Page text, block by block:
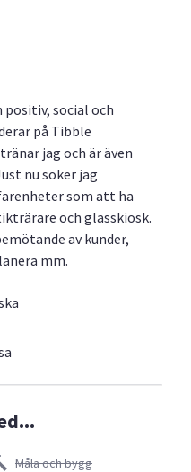
positiv, social och
på Tibble
jag och är även
nu söker jag
som att ha
och glasskiosk.
av kunder,
mm.
Måla och bygg